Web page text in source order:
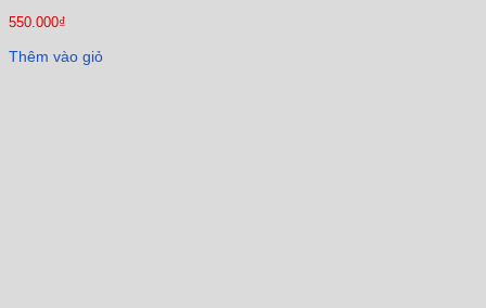
550.000₫
Thêm vào giỏ